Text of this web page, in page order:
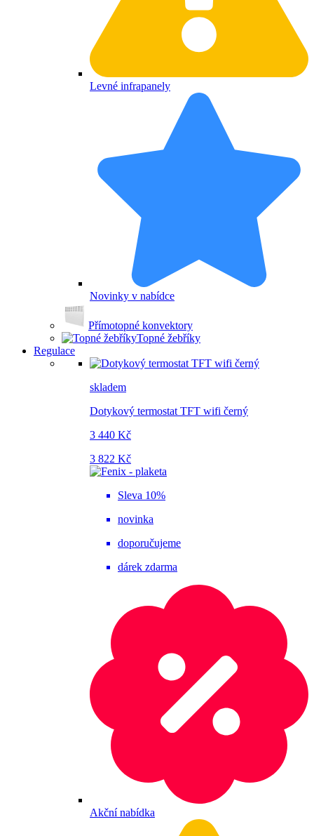
Levné infrapanely
Novinky v nabídce
Přímotopné konvektory
Topné žebříky
Regulace
skladem
Dotykový termostat TFT wifi černý
3 440 Kč
3 822 Kč
Sleva 10%
novinka
doporučujeme
dárek zdarma
Akční nabídka